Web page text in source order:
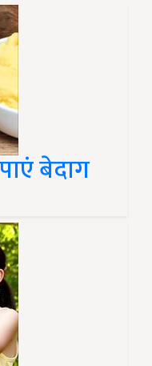
बेदाग